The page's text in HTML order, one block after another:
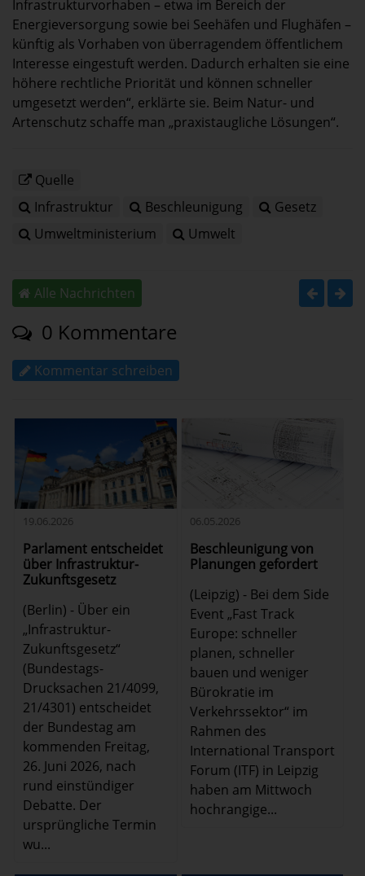
Infrastrukturvorhaben – etwa im Bereich der
Energieversorgung sowie bei Seehäfen und Flughäfen –
künftig als Vorhaben von überragendem öffentlichem
Interesse eingestuft werden. Dadurch erhalten sie eine
höhere rechtliche Priorität und können schneller
umgesetzt werden“, erklärte sie. Beim Natur- und
Artenschutz schaffe man „praxistaugliche Lösungen“.
Quelle
Infrastruktur
Beschleunigung
Gesetz
Umweltministerium
Umwelt
Alle Nachrichten
0 Kommentare
Kommentar schreiben
19.06.2026
Parlament entscheidet
über Infrastruktur-
Zukunftsgesetz
(Berlin) - Über ein
„Infrastruktur-
Zukunftsgesetz“
(Bundestags-
Drucksachen 21/4099,
21/4301) entscheidet
der Bundestag am
kommenden Freitag,
26. Juni 2026, nach
rund einstündiger
Debatte. Der
ursprüngliche Termin
wu...
06.05.2026
Beschleunigung von
Planungen gefordert
(Leipzig) - Bei dem Side
Event „Fast Track
Europe: schneller
planen, schneller
bauen und weniger
Bürokratie im
Verkehrssektor“ im
Rahmen des
International Transport
Forum (ITF) in Leipzig
haben am Mittwoch
hochrangige...